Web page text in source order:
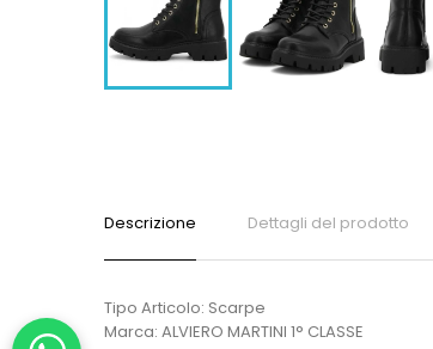
Descrizione Dettagli del prodotto
Tipo Articolo: Scarpe
Marca: ALVIERO MARTINI 1° CLASSE